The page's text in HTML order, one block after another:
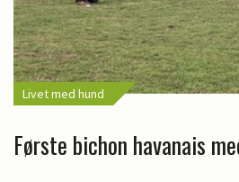
Livet med hund
Første bichon havanais